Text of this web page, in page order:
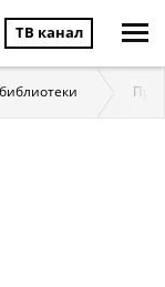
ТВ канал